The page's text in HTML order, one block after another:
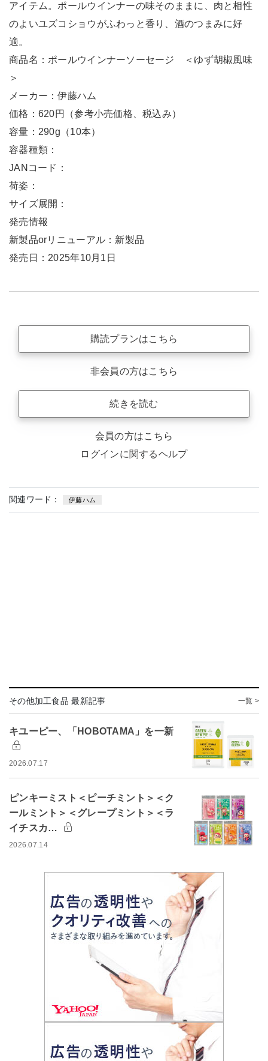
アイテム。ポールウインナーの味そのままに、肉と相性
のよいユズコショウがふわっと香り、酒のつまみに好
適。
商品名：ポールウインナーソーセージ ＜ゆず胡椒風味
＞
メーカー：伊藤ハム
価格：620円（参考小売価格、税込み）
容量：290g（10本）
容器種類：
JANコード：
荷姿：
サイズ展開：
発売情報
新製品orリニューアル：新製品
発売日：2025年10月1日
購読プランはこちら
非会員の方はこちら
続きを読む
会員の方はこちら
ログインに関するヘルプ
関連ワード： 伊藤ハム
その他加工食品 最新記事 一覧 >
キユーピー、「HOBOTAMA」を一新
2026.07.17
ピンキーミスト＜ピーチミント＞＜ク
ールミント＞＜グレープミント＞＜ラ
イチスカ…
2026.07.14